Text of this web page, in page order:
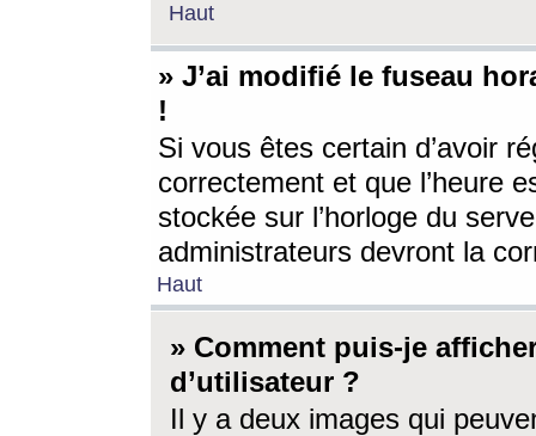
Haut
» J’ai modifié le fuseau
!
Si vous êtes certain d’avoir
correctement et que l’heure
stockée sur l’horloge du
administrateurs devront la
Haut
» Comment puis-je
d’utilisateur ?
Il y a deux images qui